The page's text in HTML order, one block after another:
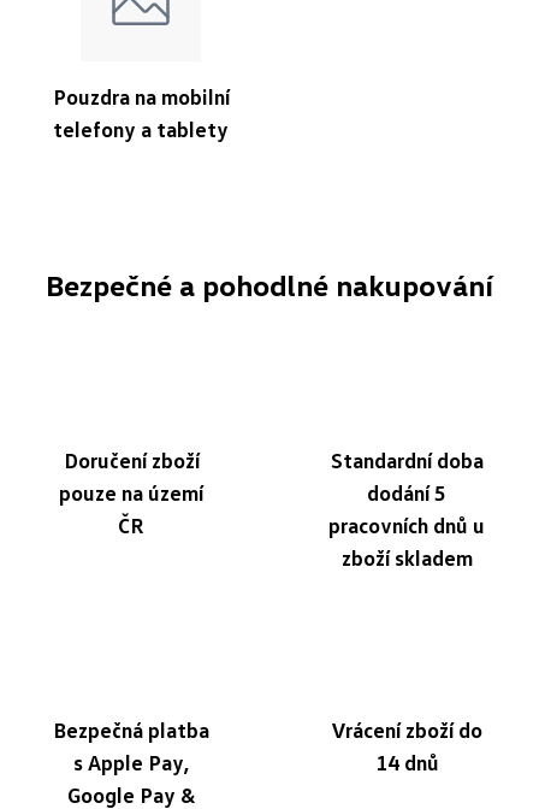
Pouzdra na mobilní
telefony a tablety
Bezpečné a pohodlné nakupování
Doručení zboží
pouze na území
ČR
Standardní doba
dodání 5
pracovních dnů u
zboží skladem
Bezpečná platba
s Apple Pay,
Google Pay &
Vrácení zboží do
14 dnů